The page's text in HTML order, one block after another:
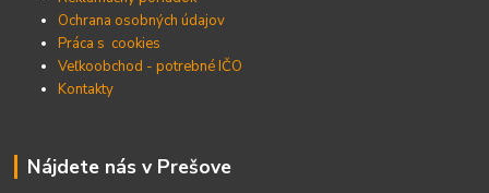
Ochrana osobných údajov
Práca s cookies
Veľkoobchod - potrebné IČO
Kontakty
Nájdete nás v Prešove